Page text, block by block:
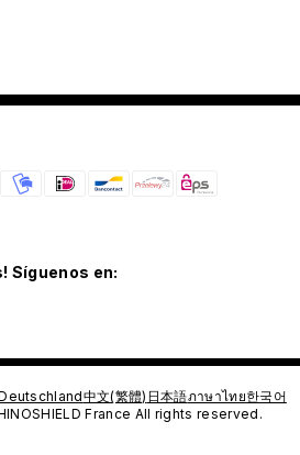
Síguenos en:
中文(繁體) 日本語ภาษาไทย한국어
France All rights reserved.